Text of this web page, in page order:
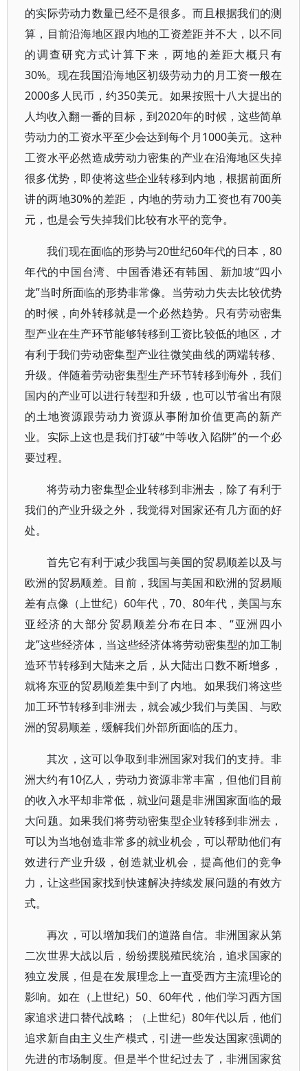
的实际劳动力数量已经不是很多。而且根据我们的测
算，目前沿海地区跟内地的工资差距并不大，以不同
的调查研究方式计算下来，两地的差距大概只有
30%。现在我国沿海地区初级劳动力的月工资一般在
2000多人民币，约350美元。如果按照十八大提出的
人均收入翻一番的目标，到2020年的时候，这些简单
劳动力的工资水平至少会达到每个月1000美元。这种
工资水平必然造成劳动力密集的产业在沿海地区失掉
很多优势，即使将这些企业转移到内地，根据前面所
讲的两地30%的差距，内地的劳动力工资也有700美
元，也是会亏失掉我们比较有水平的竞争。
我们现在面临的形势与20世纪60年代的日本，80
年代的中国台湾、中国香港还有韩国、新加坡“四小
龙”当时所面临的形势非常像。当劳动力失去比较优势
的时候，向外转移就是一个必然趋势。只有劳动密集
型产业在生产环节能够转移到工资比较低的地区，才
有利于我们劳动密集型产业往微笑曲线的两端转移、
升级。伴随着劳动密集型生产环节转移到海外，我们
国内的产业可以进行转型和升级，也可以节省出有限
的土地资源跟劳动力资源从事附加价值更高的新产
业。实际上这也是我们打破“中等收入陷阱”的一个必
要过程。
将劳动力密集型企业转移到非洲去，除了有利于
我们的产业升级之外，我觉得对国家还有几方面的好
处。
首先它有利于减少我国与美国的贸易顺差以及与
欧洲的贸易顺差。目前，我国与美国和欧洲的贸易顺
差有点像（上世纪）60年代，70、80年代，美国与东
亚经济的大部分贸易顺差分布在日本、“亚洲四小
龙”这些经济体，当这些经济体将劳动密集型的加工制
造环节转移到大陆来之后，从大陆出口数不断增多，
就将东亚的贸易顺差集中到了内地。如果我们将这些
加工环节转移到非洲去，就会减少我们与美国、与欧
洲的贸易顺差，缓解我们外部所面临的压力。
其次，这可以争取到非洲国家对我们的支持。非
洲大约有10亿人，劳动力资源非常丰富，但他们目前
的收入水平却非常低，就业问题是非洲国家面临的最
大问题。如果我们将劳动密集型企业转移到非洲去，
可以为当地创造非常多的就业机会，可以帮助他们有
效进行产业升级，创造就业机会，提高他们的竞争
力，让这些国家找到快速解决持续发展问题的有效方
式。
再次，可以增加我们的道路自信。非洲国家从第
二次世界大战以后，纷纷摆脱殖民统治，追求国家的
独立发展，但是在发展理念上一直受西方主流理论的
影响。如在（上世纪）50、60年代，他们学习西方国
家追求进口替代战略；（上世纪）80年代以后，他们
追求新自由主义生产模式，引进一些发达国家强调的
先进的市场制度。但是半个世纪过去了，非洲国家贫